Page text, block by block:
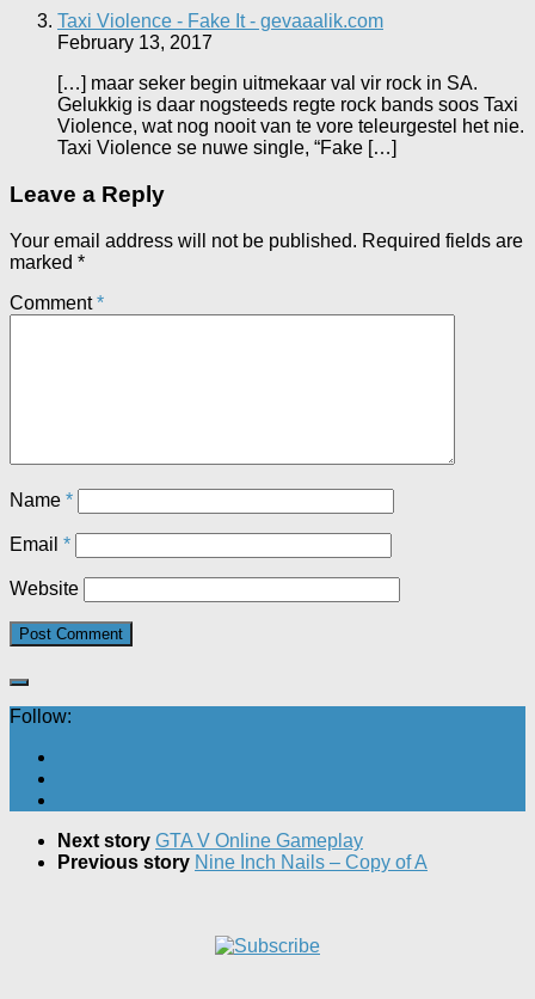
Taxi Violence - Fake It - gevaaalik.com
February 13, 2017
[…] maar seker begin uitmekaar val vir rock in SA.
Gelukkig is daar nogsteeds regte rock bands soos Taxi
Violence, wat nog nooit van te vore teleurgestel het nie.
Taxi Violence se nuwe single, “Fake […]
Leave a Reply
Your email address will not be published. Required fields are
marked *
Comment*
Name *
Email *
Website
Follow:
Next story GTA V Online Gameplay
Previous story Nine Inch Nails – Copy of A